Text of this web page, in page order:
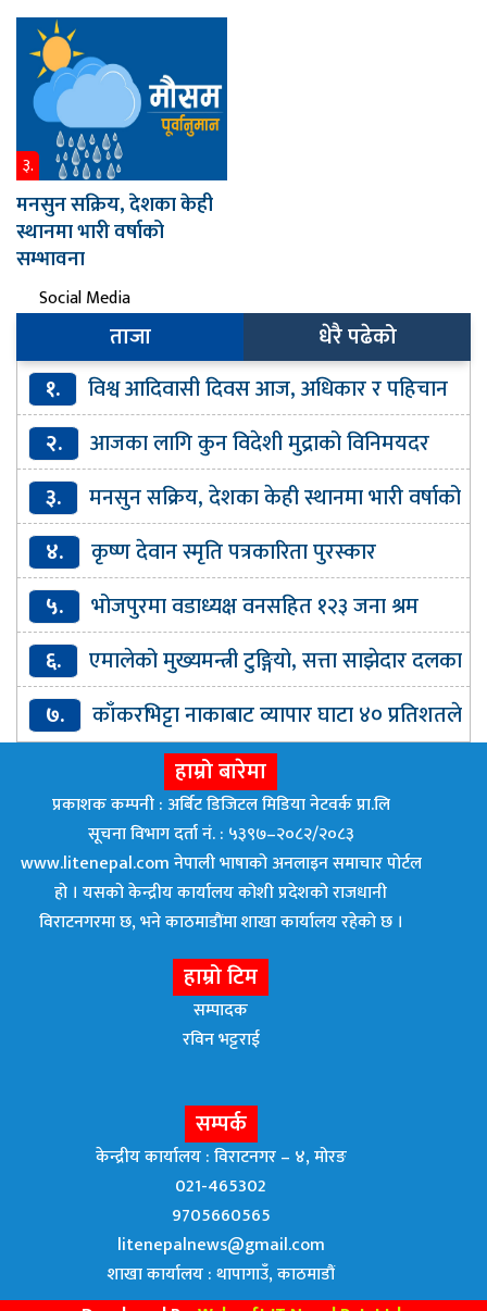
३.
मनसुन सक्रिय, देशका केही
स्थानमा भारी वर्षाको
सम्भावना
Social Media
ताजा
धेरै पढेको
१.
विश्व आदिवासी दिवस आज, अधिकार र पहिचान
संरक्षणमा जोड
२.
आजका लागि कुन विदेशी मुद्राको विनिमयदर
कति ?
३.
मनसुन सक्रिय, देशका केही स्थानमा भारी वर्षाको
सम्भावना
४.
कृष्ण देवान स्मृति पत्रकारिता पुरस्कार
भक्तशेरलाई
५.
भोजपुरमा वडाध्यक्ष वनसहित १२३ जना श्रम
संस्कृति पार्टीमा प्रवेश
६.
एमालेको मुख्यमन्त्री टुङ्गियो, सत्ता साझेदार दलका
मन्त्री कहिले ?
७.
काँकरभिट्टा नाकाबाट व्यापार घाटा ४० प्रतिशतले
बढ्यो
हाम्रो बारेमा
प्रकाशक कम्पनी : अर्बिट डिजिटल मिडिया नेटवर्क प्रा.लि
सूचना विभाग दर्ता नं. : ५३९७–२०८२/२०८३
www.litenepal.com नेपाली भाषाको अनलाइन समाचार पोर्टल
हो । यसको केन्द्रीय कार्यालय कोशी प्रदेशको राजधानी
विराटनगरमा छ, भने काठमाडाैंमा शाखा कार्यालय रहेकाे छ ।
हाम्रो टिम
सम्पादक
रविन भट्टराई
सम्पर्क
केन्द्रीय कार्यालय : विराटनगर – ४, मोरङ
021-465302
9705660565
litenepalnews@gmail.com
शाखा कार्यालय : थापागाउँ, काठमाडौं